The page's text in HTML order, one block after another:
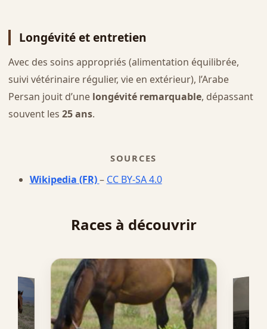
Longévité et entretien
Avec des soins appropriés (alimentation équilibrée,
suivi vétérinaire régulier, vie en extérieur), l’Arabe
Persan jouit d’une longévité remarquable, dépassant
souvent les 25 ans.
SOURCES
Wikipedia (FR)– CC BY-SA 4.0
Races à découvrir